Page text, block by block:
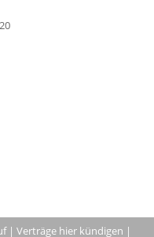
| Verträge hier kündigen |